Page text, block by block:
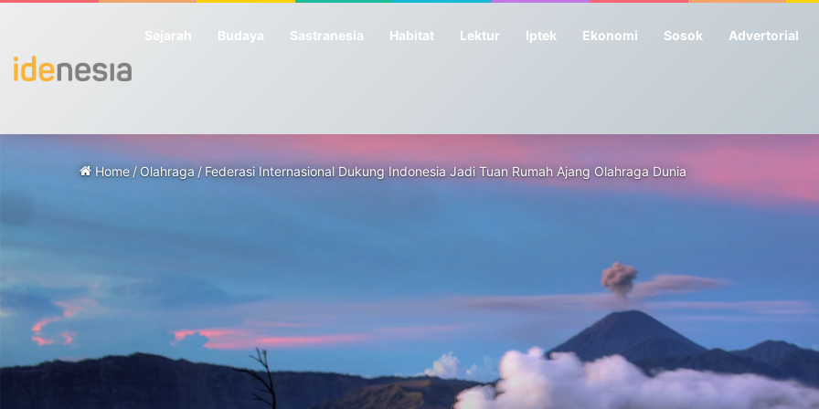
Sejarah Budaya Sastranesia Habitat Lektur Iptek Ekonomi Sosok Advertorial
Home /Olahraga/Federasi Internasional Dukung Indonesia Jadi Tuan Rumah Ajang Olahraga Dunia